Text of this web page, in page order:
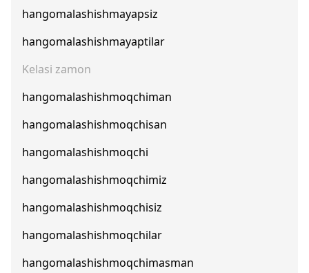
hangomalashishmayapsiz
hangomalashishmayaptilar
Kelasi zamon
hangomalashishmoqchiman
hangomalashishmoqchisan
hangomalashishmoqchi
hangomalashishmoqchimiz
hangomalashishmoqchisiz
hangomalashishmoqchilar
hangomalashishmoqchimasman